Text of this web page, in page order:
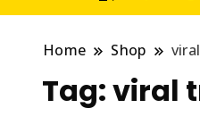
Home Shop
Tag:viral